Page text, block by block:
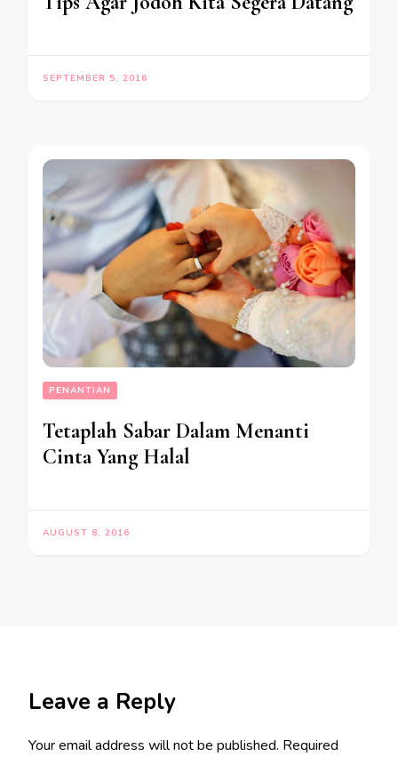
SEPTEMBER 5, 2016
PENANTIAN
Tetaplah Sabar Dalam Menanti
Cinta Yang Halal
AUGUST 8, 2016
Leave a Reply
Your email address will not be published. Required